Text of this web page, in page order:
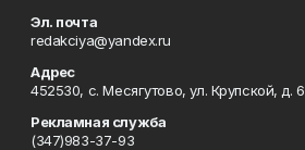
Эл. почта
redakciya@yandex.ru
Адрес
452530, с. Месягутово, ул. Крупской, д. 6
Рекламная служба
(347)983-37-93